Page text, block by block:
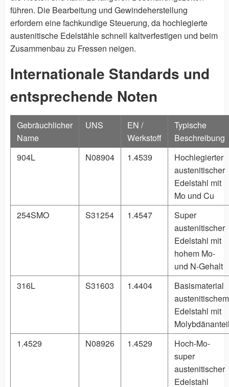
führen. Die Bearbeitung und Gewindeherstellung
erfordern eine fachkundige Steuerung, da hochlegierte
austenitische Edelstähle schnell kaltverfestigen und beim
Zusammenbau zu Fressen neigen.
Internationale Standards und
entsprechende Noten
Gebräuchlicher
Name
UNS
EN /
Werkstoff
Typische
Beschreibung
904L
N08904 1.4539
Hochlegierter
austenitischer
Edelstahl mit
Mo und Cu
254SMO
S31254 1.4547
Super
austenitischer
Edelstahl mit
hohem Mo-
und N-Gehalt
316L
S31603 1.4404
Basismaterial
austenitischem
Edelstahl mit
1.4529
N08926 1.4529
Hoch-Mo-
super
austenitischer
Edelstahl